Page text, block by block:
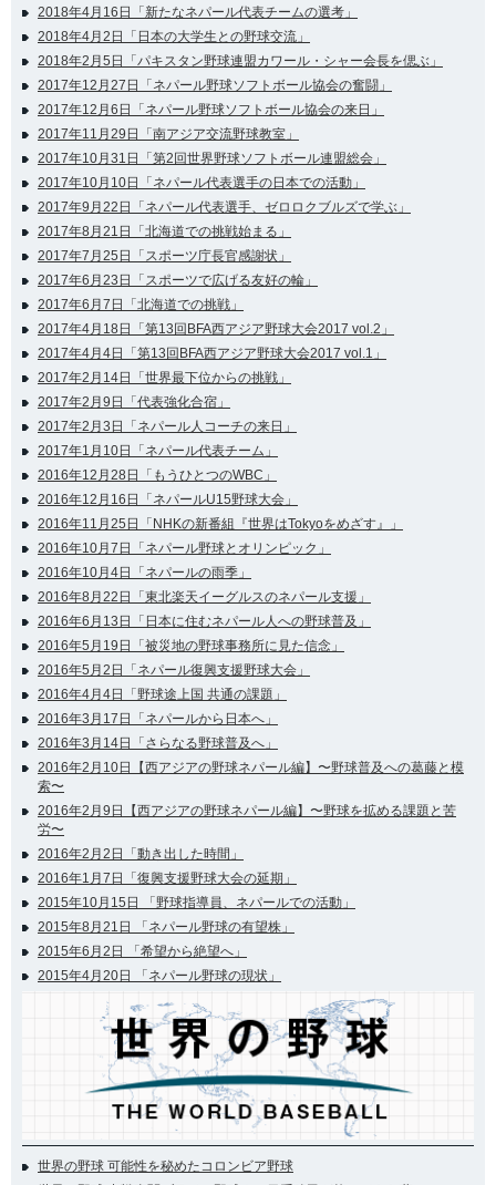
2018年4月16日「新たなネパール代表チームの選考」
2018年4月2日「日本の大学生との野球交流」
2018年2月5日「パキスタン野球連盟カワール・シャー会長を偲ぶ」
2017年12月27日「ネパール野球ソフトボール協会の奮闘」
2017年12月6日「ネパール野球ソフトボール協会の来日」
2017年11月29日「南アジア交流野球教室」
2017年10月31日「第2回世界野球ソフトボール連盟総会」
2017年10月10日「ネパール代表選手の日本での活動」
2017年9月22日「ネパール代表選手、ゼロロクブルズで学ぶ」
2017年8月21日「北海道での挑戦始まる」
2017年7月25日「スポーツ庁長官感謝状」
2017年6月23日「スポーツで広げる友好の輪」
2017年6月7日「北海道での挑戦」
2017年4月18日「第13回BFA西アジア野球大会2017 vol.2」
2017年4月4日「第13回BFA西アジア野球大会2017 vol.1」
2017年2月14日「世界最下位からの挑戦」
2017年2月9日「代表強化合宿」
2017年2月3日「ネパール人コーチの来日」
2017年1月10日「ネパール代表チーム」
2016年12月28日「もうひとつのWBC」
2016年12月16日「ネパールU15野球大会」
2016年11月25日「NHKの新番組『世界はTokyoをめざす』」
2016年10月7日「ネパール野球とオリンピック」
2016年10月4日「ネパールの雨季」
2016年8月22日「東北楽天イーグルスのネパール支援」
2016年6月13日「日本に住むネパール人への野球普及」
2016年5月19日「被災地の野球事務所に見た信念」
2016年5月2日「ネパール復興支援野球大会」
2016年4月4日「野球途上国 共通の課題」
2016年3月17日「ネパールから日本へ」
2016年3月14日「さらなる野球普及へ」
2016年2月10日【西アジアの野球ネパール編】〜野球普及への葛藤と模
索〜
2016年2月9日【西アジアの野球ネパール編】〜野球を拡める課題と苦
労〜
2016年2月2日「動き出した時間」
2016年1月7日「復興支援野球大会の延期」
2015年10月15日 「野球指導員、ネパールでの活動」
2015年8月21日 「ネパール野球の有望株」
2015年6月2日 「希望から絶望へ」
2015年4月20日 「ネパール野球の現状」
世界の野球 可能性を秘めたコロンビア野球